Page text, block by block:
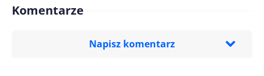
Komentarze
Napisz komentarz